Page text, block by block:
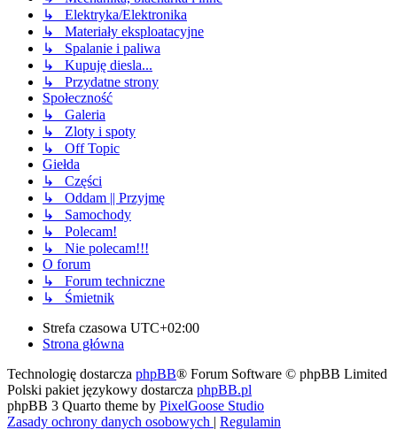
↳ Elektryka/Elektronika
↳ Materiały eksploatacyjne
↳ Spalanie i paliwa
↳ Kupuję diesla...
↳ Przydatne strony
Społeczność
↳ Galeria
↳ Zloty i spoty
↳ Off Topic
Giełda
↳ Części
↳ Oddam || Przyjmę
↳ Samochody
↳ Polecam!
↳ Nie polecam!!!
O forum
↳ Forum techniczne
↳ Śmietnik
Strefa czasowa UTC+02:00
Strona główna
Technologię dostarcza phpBB® Forum Software © phpBB Limited
Polski pakiet językowy dostarcza phpBB.pl
phpBB 3 Quarto theme by PixelGoose Studio
Zasady ochrony danych osobowych | Regulamin